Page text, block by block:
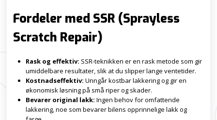
Fordeler med SSR (Sprayless
Scratch Repair)
Rask og effektiv: SSR-teknikken er en rask metode som gir
umiddelbare resultater, slik at du slipper lange ventetider.
Kostnadseffektiv: Unngår kostbar lakkering og gir en
økonomisk løsning på små riper og skader.
Bevarer original lakk: Ingen behov for omfattende
lakkering, noe som bevarer bilens opprinnelige lakk og